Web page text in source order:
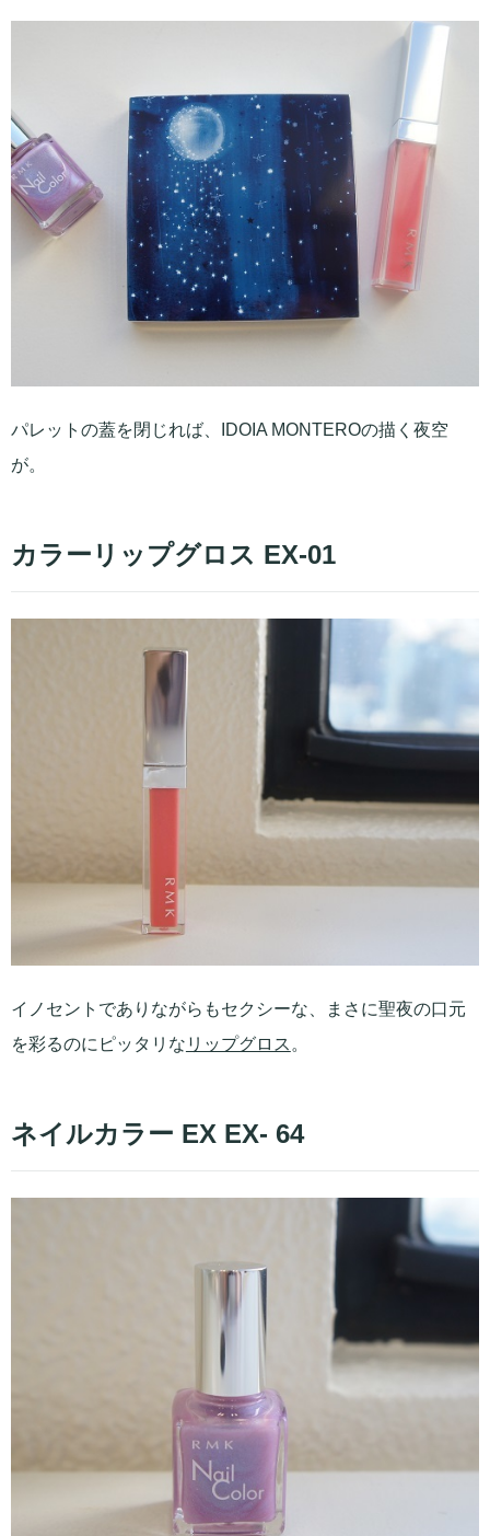
パレットの蓋を閉じれば、IDOIA MONTEROの描く夜空
が。
カラーリップグロス EX-01
イノセントでありながらもセクシーな、まさに聖夜の口元
を彩るのにピッタリな リップグロス 。
ネイルカラー EX EX- 64